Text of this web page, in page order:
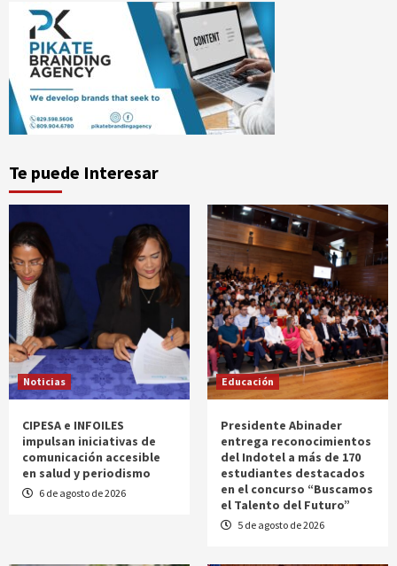
Te puede Interesar
Noticias
CIPESA e INFOILES
impulsan iniciativas de
comunicación accesible
en salud y periodismo
6 de agosto de 2026
Educación
Presidente Abinader
entrega reconocimientos
del Indotel a más de 170
estudiantes destacados
en el concurso “Buscamos
el Talento del Futuro”
5 de agosto de 2026